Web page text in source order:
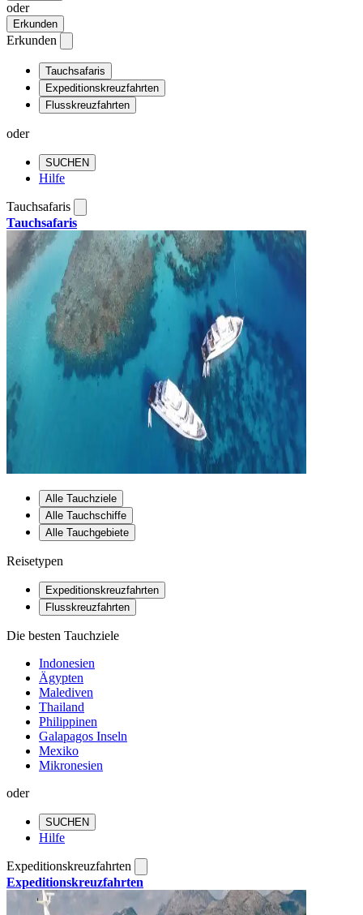
oder
Erkunden
Erkunden
Tauchsafaris
Expeditionskreuzfahrten
Flusskreuzfahrten
oder
SUCHEN
Hilfe
Tauchsafaris
Tauchsafaris
Alle Tauchziele
Alle Tauchschiffe
Alle Tauchgebiete
Reisetypen
Expeditionskreuzfahrten
Flusskreuzfahrten
Die besten Tauchziele
Indonesien
Ägypten
Malediven
Thailand
Philippinen
Galapagos Inseln
Mexiko
Mikronesien
oder
SUCHEN
Hilfe
Expeditionskreuzfahrten
Expeditionskreuzfahrten